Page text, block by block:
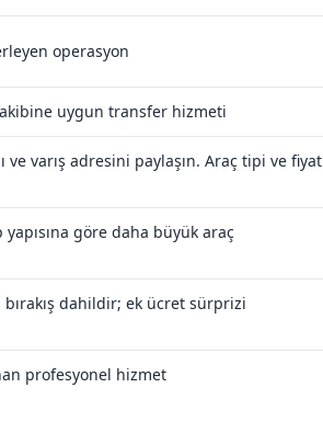
operasyon
uygun transfer hizmeti
ve varış adresini paylaşın. Araç tipi ve fiyat
göre daha büyük araç
bırakış dahildir; ek ücret sürprizi
profesyonel hizmet